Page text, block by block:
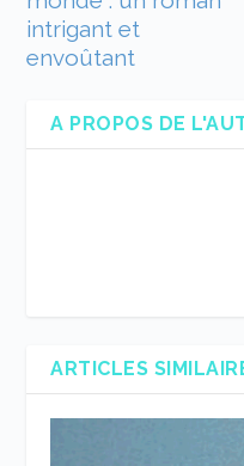
intrigant et
envoûtant
A PROPOS DE
ARTICLES